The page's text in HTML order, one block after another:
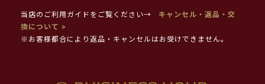
当店のご利用ガイドをご覧ください→
キャンセル・返品・交
換について >
※お客様都合により返品・キャンセルはお受けできません。